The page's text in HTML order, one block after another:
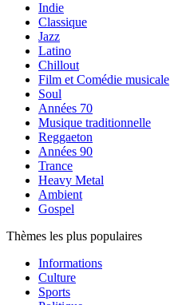
Indie
Classique
Jazz
Latino
Chillout
Film et Comédie musicale
Soul
Années 70
Musique traditionnelle
Reggaeton
Années 90
Trance
Heavy Metal
Ambient
Gospel
Thèmes les plus populaires
Informations
Culture
Sports